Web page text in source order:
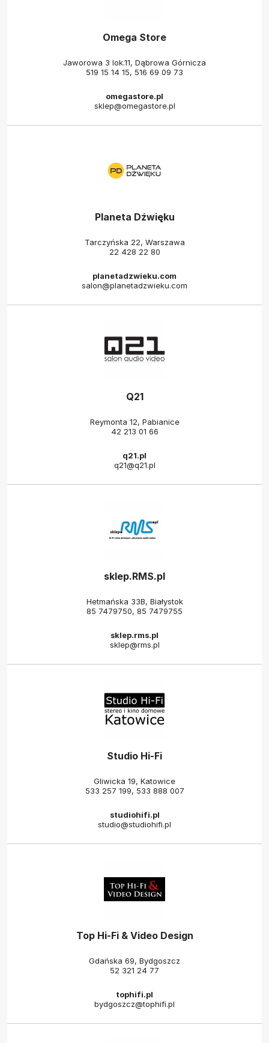
Omega Store
Jaworowa 3 lok.11, Dąbrowa Górnicza
519 15 14 15, 516 69 09 73
omegastore.pl
sklep@omegastore.pl
Planeta Dźwięku
Tarczyńska 22, Warszawa
22 428 22 80
planetadzwieku.com
salon@planetadzwieku.com
Q21
Reymonta 12, Pabianice
42 213 01 66
q21.pl
q21@q21.pl
sklep.RMS.pl
Hetmańska 33B, Białystok
85 7479750, 85 7479755
sklep.rms.pl
sklep@rms.pl
Studio Hi-Fi
Gliwicka 19, Katowice
533 257 199, 533 888 007
studiohifi.pl
studio@studiohifi.pl
Top Hi-Fi & Video Design
Gdańska 69, Bydgoszcz
52 321 24 77
tophifi.pl
bydgoszcz@tophifi.pl